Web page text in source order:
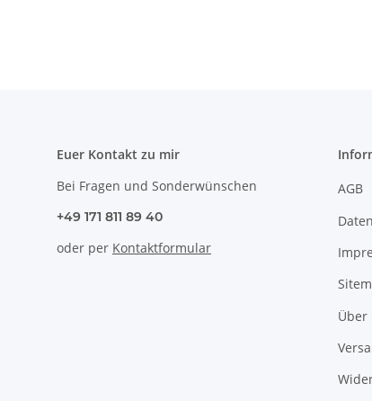
Euer Kontakt zu mir
Bei Fragen und Sonderwünschen
+49 171 811 89 40
oder per Kontaktformular
AGB
Über